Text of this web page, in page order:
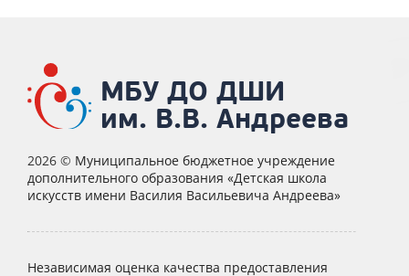
МБУ ДО ДШИ
им. В.В. Андреева
2026 © Муниципальное бюджетное учреждение
дополнительного образования «Детская школа
искусств имени Василия Васильевича Андреева»
Независимая оценка качества предоставления